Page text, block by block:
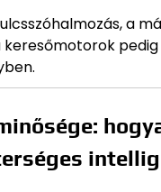
a
keresőmotorok